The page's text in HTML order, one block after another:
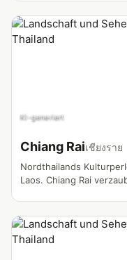
KI-generiert
Chiang Raiเชียงราย
Nordthailands
Laos. Chiang Rai
Mischung aus
atemberaubender Natur.